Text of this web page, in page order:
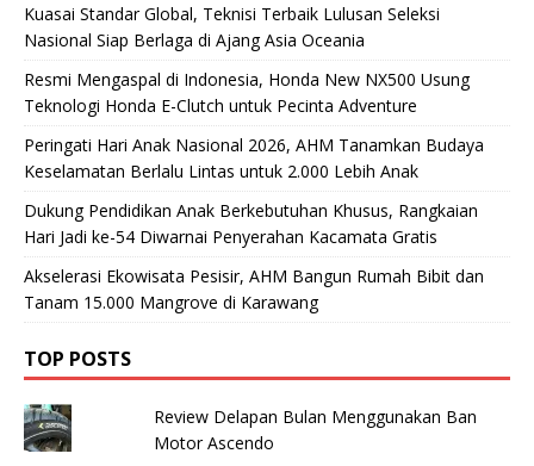
Kuasai Standar Global, Teknisi Terbaik Lulusan Seleksi
Nasional Siap Berlaga di Ajang Asia Oceania
Resmi Mengaspal di Indonesia, Honda New NX500 Usung
Teknologi Honda E-Clutch untuk Pecinta Adventure
Peringati Hari Anak Nasional 2026, AHM Tanamkan Budaya
Keselamatan Berlalu Lintas untuk 2.000 Lebih Anak
Dukung Pendidikan Anak Berkebutuhan Khusus, Rangkaian
Hari Jadi ke-54 Diwarnai Penyerahan Kacamata Gratis
Akselerasi Ekowisata Pesisir, AHM Bangun Rumah Bibit dan
Tanam 15.000 Mangrove di Karawang
TOP POSTS
Review Delapan Bulan Menggunakan Ban
Motor Ascendo